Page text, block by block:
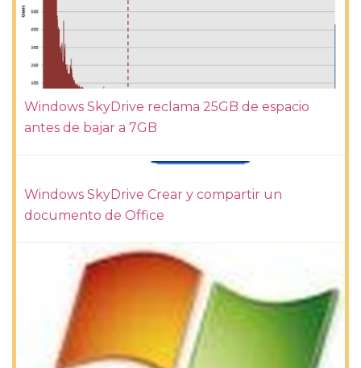
Windows SkyDrive reclama 25GB de espacio
antes de bajar a 7GB
Windows SkyDrive Crear y compartir un
documento de Office